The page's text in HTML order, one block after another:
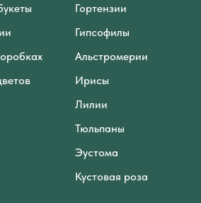
Гортензии
Гипсофилы
Альстромерии
Ирисы
Лилии
Тюльпаны
Эустома
Кустовая роза